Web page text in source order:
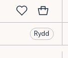
Rydd